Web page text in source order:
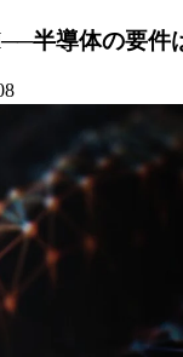
半導体の要件